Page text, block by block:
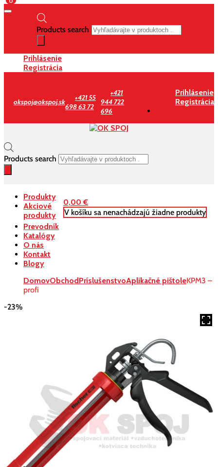
Products search
Prihlásenie
Registrácia
okspoj@okspoj.sk
+421 55
698 63 72
+421
944 722
696
Prihlásenie
Registrácia
Products search
0,00€
V košíku sa nenachádzajú žiadne produkty
Produkty
Akciové
produkty
Prevodník
Katalógy
O nás
Kontakt
Blogy
DomovObchodPríslušenstvoAplikačné pištoleKPM3 –
profi
-23%